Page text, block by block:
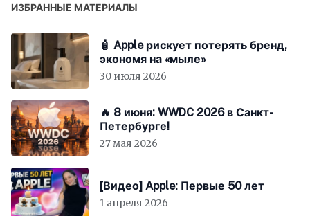
ИЗБРАННЫЕ МАТЕРИАЛЫ
🧴 Apple рискует потерять бренд,
экономя на «мыле»
30 июля 2026
🔥 8 июня: WWDC 2026 в Санкт-
Петербурге!
27 мая 2026
[Видео] Apple: Первые 50 лет
1 апреля 2026